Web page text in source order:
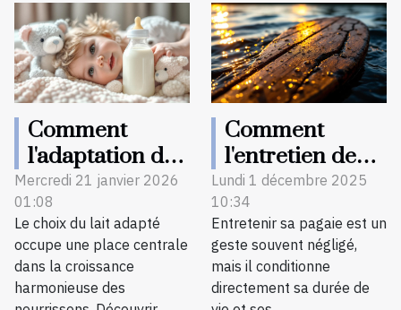
Comment
l'adaptation du
lait influence-t-
elle le
développement
infantile ?
Mercredi 21 janvier 2026
01:08
Le choix du lait adapté
occupe une place centrale
dans la croissance
harmonieuse des
Comment
l'entretien de
votre pagaie
influence sa
longévité?
Lundi 1 décembre 2025
10:34
Entretenir sa pagaie est un
geste souvent négligé,
mais il conditionne
directement sa durée de